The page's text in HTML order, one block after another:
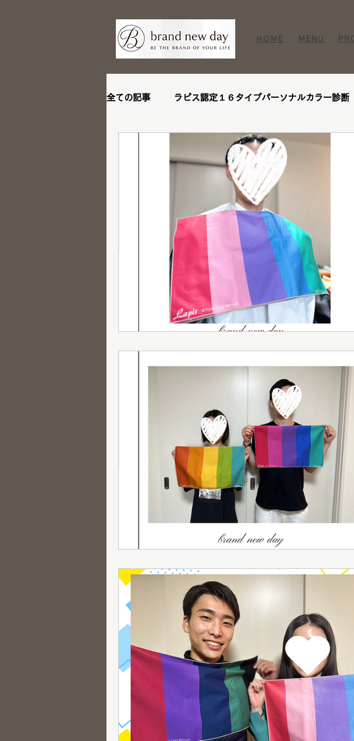
HOME MENU
全ての記事 ラピス認定１６タイプパーソナルカラー診断
リピーター様
ステージアップブランディング講座 1DAY垢抜け
メイクレッスン トータル診断 パーソナルカラ
グループ診断 骨格診断 顔タイプ診断
メニュー紹介 新メニュー ファッションカラ